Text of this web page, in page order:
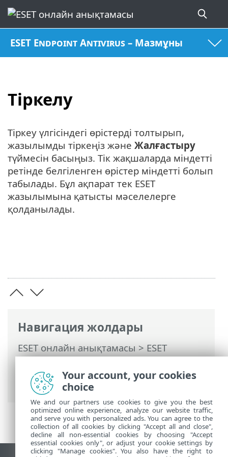
ESET Endpoint Antivirus – Мазмұны
Тіркелу
Навигация жолдары
ESET онлайн анықтамасы>ESET
Endpoint Antivirus>Белсендіру ESET
Endpoint Antivirus> Диалог терезелері -
Белсендіру > Тіркелу
Тіркеу үлгісіндегі өрістерді толтырып,
жазылымды тіркеңіз және Жалғастыру
түймесін басыңыз. Тік жақшаларда міндетті
ретінде белгіленген өрістер міндетті болып
табылады. Бұл ақпарат тек ESET
жазылымына қатысты мәселелерге
қолданылады.
Your account, your cookies
choice
We and our partners use cookies to give you the best
optimized online experience, analyze our website traffic,
and serve you with personalized ads. You can agree to the
collection of all cookies by clicking "Accept all and close",
decline all non-essential cookies by choosing "Accept
essential cookies only", or adjust your cookie settings by
clicking "Manage cookies". You also have the right to